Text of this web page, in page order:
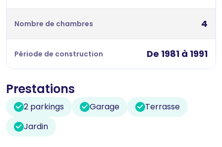
Nombre de chambres 4
Période de construction De 1981 à 1991
Prestations
2 parkings Garage
Terrasse
Jardin